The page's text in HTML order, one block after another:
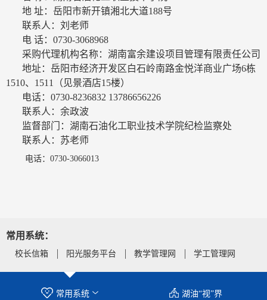
地 址：岳阳市新开镇湘北大道188号
联系人：刘老师
电 话： 0730-3068968
采购代理机构名称：湖南富余建设项目管理有限责任公司
地址：岳阳市经济开发区白石岭南路金悦洋商业广场6栋
1510、 1511 （见景酒店15楼）
电话： 0730-8236832 13786656226
联系人：余政波
监督部门：湖南石油化工职业技术学院纪检监察处
联系人：苏老师
电话： 0730-3066013
常用系统：
校长信箱 阳光服务平台 教学管理网 学工管理网
湖油“视”界
常用系统